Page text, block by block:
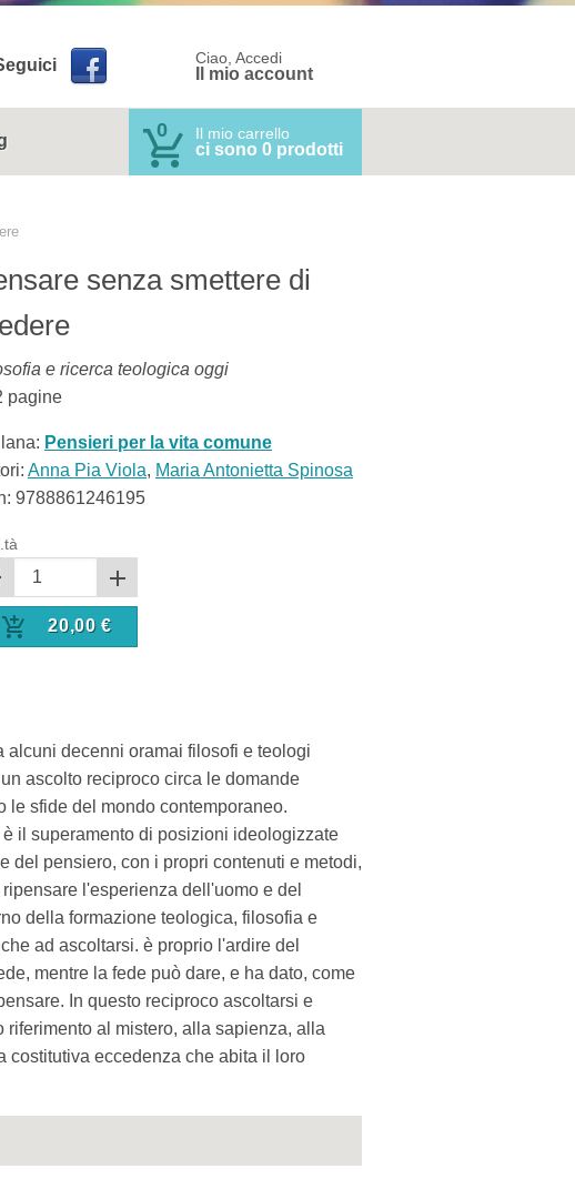
Ciao, Accedi
Il mio account
0 Il mio carrello
ci sono 0 prodotti
senza smettere di
e ricerca teologica oggi
pagine
Pensieri per la vita comune
Anna Pia Viola, Maria Antonietta Spinosa
9788861246195
20,00 €
decenni oramai filosofi e teologi
ascolto reciproco circa le domande
le sfide del mondo contemporaneo.
il superamento di posizioni ideologizzate
del pensiero, con i propri contenuti e metodi,
l'esperienza dell'uomo e del
della formazione teologica, filosofia e
ad ascoltarsi. è proprio l'ardire del
mentre la fede può dare, e ha dato, come
In questo reciproco ascoltarsi e
al mistero, alla sapienza, alla
costitutiva eccedenza che abita il loro